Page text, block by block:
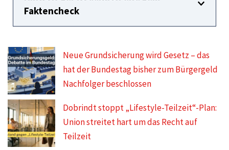
Faktencheck
Neue Grundsicherung wird Gesetz – das
hat der Bundestag bisher zum Bürgergeld
Nachfolger beschlossen
Dobrindt stoppt „Lifestyle-Teilzeit“-Plan:
Union streitet hart um das Recht auf
Teilzeit